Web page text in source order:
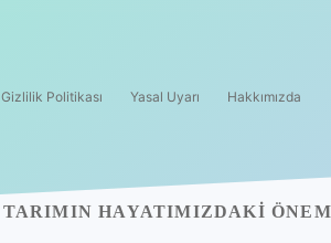
Gizlilik Politikası Yasal Uyarı Hakkımızda
TARIMIN HAYATIMIZDAKI